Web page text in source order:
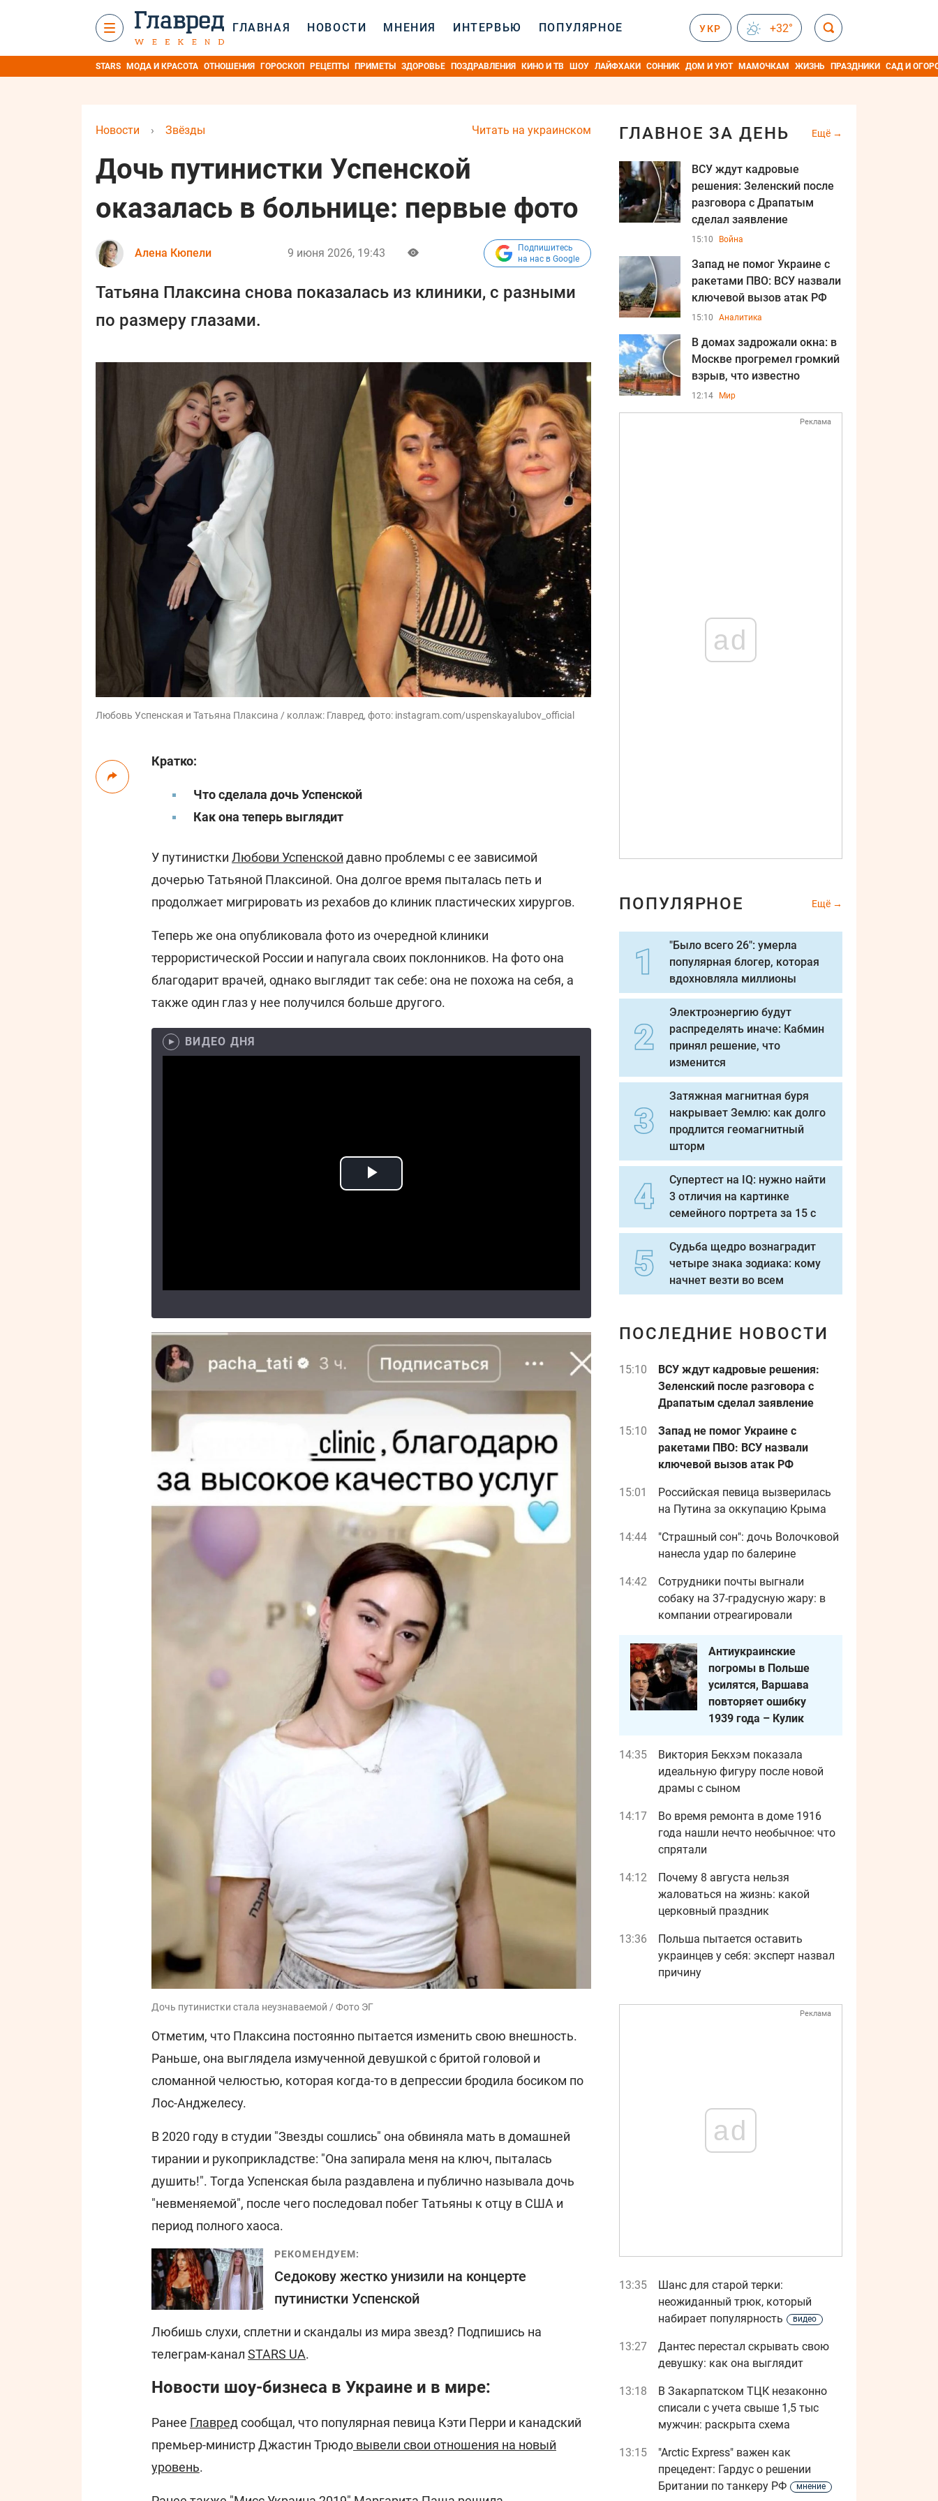
ГЛАВНАЯ НОВОСТИ МНЕНИЯ ИНТЕРВЬЮ ПОПУЛЯРНОЕ УКР +32°
STARS МОДА И КРАСОТА ОТНОШЕНИЯ ГОРОСКОП РЕЦЕПТЫ ПРИМЕТЫ ЗДОРОВЬЕ ПОЗДРАВЛЕНИЯ КИНО И ТВ ШОУ ЛАЙФХАКИ СОННИК ДОМ И УЮТ МАМОЧКАМ ЖИЗНЬ ПРАЗДНИКИ САД И
Читать на украинском
Новости › Звёзды
Дочь путинистки Успенской
оказалась в больнице: первые фото
Алена Кюпели 9 июня 2026, 19:43
Подпишитесь
на нас в Google
Татьяна Плаксина снова показалась из клиники, с разными
по размеру глазами.
Любовь Успенская и Татьяна Плаксина / коллаж: Главред, фото: instagram.com/uspenskayalubov_official
Кратко:
Что сделала дочь Успенской
Как она теперь выглядит
У путинистки Любови Успенской давно проблемы с ее зависимой
дочерью Татьяной Плаксиной. Она долгое время пыталась петь и
продолжает мигрировать из рехабов до клиник пластических хирургов.
Теперь же она опубликовала фото из очередной клиники
террористической России и напугала своих поклонников. На фото она
благодарит врачей, однако выглядит так себе: она не похожа на себя, а
также один глаз у нее получился больше другого.
ВИДЕО ДНЯ
Дочь путинистки стала неузнаваемой / Фото ЭГ
Отметим, что Плаксина постоянно пытается изменить свою внешность.
Раньше, она выглядела измученной девушкой с бритой головой и
сломанной челюстью, которая когда-то в депрессии бродила босиком по
Лос-Анджелесу.
В 2020 году в студии "Звезды сошлись" она обвиняла мать в домашней
тирании и рукоприкладстве: "Она запирала меня на ключ, пыталась
душить!". Тогда Успенская была раздавлена и публично называла дочь
"невменяемой", после чего последовал побег Татьяны к отцу в США и
период полного хаоса.
РЕКОМЕНДУЕМ:
Седокову жестко унизили на концерте
путинистки Успенской
Любишь слухи, сплетни и скандалы из мира звезд? Подпишись на
телеграм-канал STARS UA.
Новости шоу-бизнеса в Украине и в мире:
Ранее Главредсообщал, что популярная певица Кэти Перри и канадский
премьер-министр Джастин Трюдо вывели свои отношения на новый
уровень.
ГЛАВНОЕ ЗА ДЕНЬ Ещё
ВСУ ждут кадровые
решения: Зеленский после
разговора с Драпатым
сделал заявление
15:10 Война
Запад не помог Украине с
ракетами ПВО: ВСУ назвали
ключевой вызов атак РФ
15:10 Аналитика
В домах задрожали окна: в
Москве прогремел громкий
взрыв, что известно
12:14 Мир
Реклама
ad
ПОПУЛЯРНОЕ Ещё
"Было всего 26": умерла
популярная блогер, которая
вдохновляла миллионы
Электроэнергию будут
распределять иначе: Кабмин
принял решение, что
изменится
Затяжная магнитная буря
накрывает Землю: как долго
продлится геомагнитный
шторм
Супертест на IQ: нужно найти
3 отличия на картинке
семейного портрета за 15 с
Судьба щедро вознаградит
четыре знака зодиака: кому
начнет везти во всем
ПОСЛЕДНИЕ НОВОСТИ
15:10
ВСУ ждут кадровые решения:
Зеленский после разговора с
Драпатым сделал заявление
15:10
Запад не помог Украине с
ракетами ПВО: ВСУ назвали
ключевой вызов атак РФ
15:01
Российская певица вызверилась
на Путина за оккупацию Крыма
14:44
"Страшный сон": дочь Волочковой
нанесла удар по балерине
14:42
Сотрудники почты выгнали
собаку на 37-градусную жару: в
компании отреагировали
Антиукраинские
погромы в Польше
усилятся, Варшава
повторяет ошибку
1939 года – Кулик
14:35
Виктория Бекхэм показала
идеальную фигуру после новой
драмы с сыном
14:17
Во время ремонта в доме 1916
года нашли нечто необычное: что
спрятали
14:12
Почему 8 августа нельзя
жаловаться на жизнь: какой
церковный праздник
13:36
Польша пытается оставить
украинцев у себя: эксперт назвал
причину
Реклама
ad
13:35
Шанс для старой терки:
неожиданный трюк, который
набирает популярность
видео
13:27
Дантес перестал скрывать свою
девушку: как она выглядит
13:18
В Закарпатском ТЦК незаконно
списали с учета свыше 1,5 тыс
мужчин: раскрыта схема
13:15
"Arctic Express" важен как
прецедент: Гардус о решении
Британии по танкеру РФ
мнение